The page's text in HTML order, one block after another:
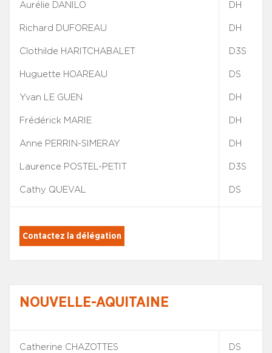
Aurélie DANILO
Richard DUFOREAU
Clothilde HARITCHABALET
Huguette HOAREAU
Yvan LE GUEN
Frédérick MARIE
Anne PERRIN-SIMERAY
Laurence POSTEL-PETIT
Cathy QUEVAL
DH
DH
D3S
DS
DH
DH
DH
D3S
DS
Contactez la délégation
NOUVELLE-AQUITAINE
Catherine CHAZOTTES DS